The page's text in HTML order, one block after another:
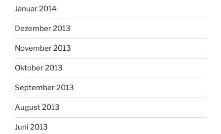
Januar 2014
Dezember 2013
November 2013
Oktober 2013
September 2013
August 2013
Juni 2013